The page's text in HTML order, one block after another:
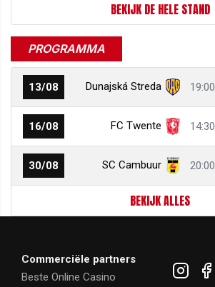
BEKIJK DE HELE STAND
PROGRAMMA
13/08 Dunajská Streda 19:00
16/08 FC Twente 14:30
30/08 SC Cambuur 20:00
BEKIJK ALLES
Commerciële partners
Beste Online Casino